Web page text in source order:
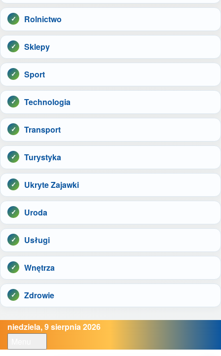
Rolnictwo
Sklepy
Sport
Technologia
Transport
Turystyka
Ukryte Zajawki
Uroda
Usługi
Wnętrza
Zdrowie
niedziela, 9 sierpnia 2026